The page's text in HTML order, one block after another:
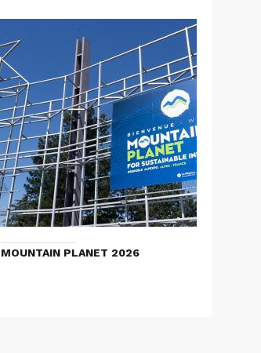
MOUNTAIN PLANET 2026